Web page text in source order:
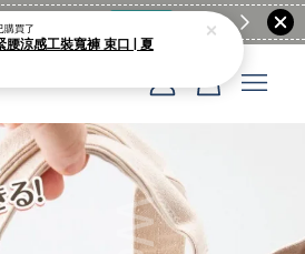
棉簡約餐墊 童裝
目前還是空的。
繼續購物
購買了
腰涼感工裝寬褲 束口 | 夏